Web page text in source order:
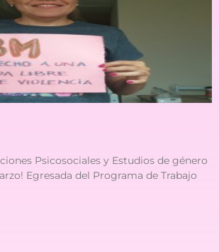
Psicosociales y Estudios de género
Egresada del Programa de Trabajo